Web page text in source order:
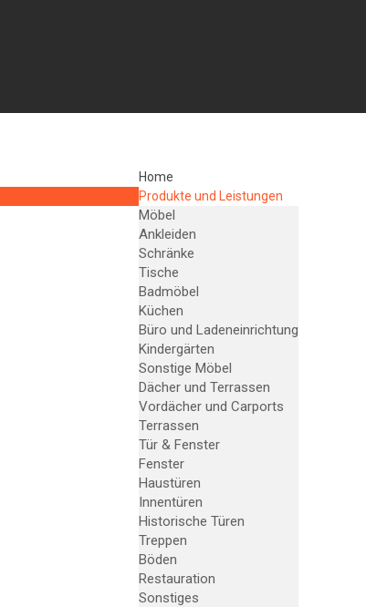
Home
Produkte und Leistungen
Möbel
Ankleiden
Schränke
Tische
Badmöbel
Küchen
Büro und Ladeneinrichtung
Kindergärten
Sonstige Möbel
Dächer und Terrassen
Vordächer und Carports
Terrassen
Tür & Fenster
Fenster
Haustüren
Innentüren
Historische Türen
Treppen
Böden
Restauration
Sonstiges